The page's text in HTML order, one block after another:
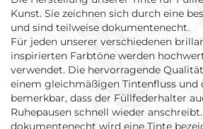
Kunst. Sie zeichnen sich durch eine
und sind teilweise dokumentenecht.
Für jeden unserer verschiedenen
inspirierten Farbtöne werden
verwendet. Die hervorragende
einem gleichmäßigen Tintenfluss und
bemerkbar, dass der Füllfederhalter
Ruhepausen schnell wieder
dokumentenecht wird eine Tinte